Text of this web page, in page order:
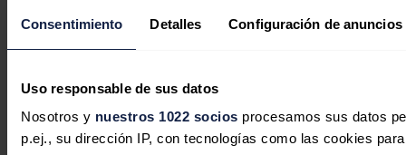
Consentimiento Detalles Configuración de anuncios
Uso responsable de sus datos
Nosotros y nuestros 1022 socios procesamos sus datos
p.ej., su dirección IP, con tecnologías como las cookies para
presente y futuro de la energía en
Asturias